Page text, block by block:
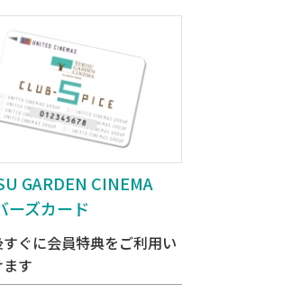
GARDEN CINEMA
ーズカード
すぐに会員特典をご利用い
す